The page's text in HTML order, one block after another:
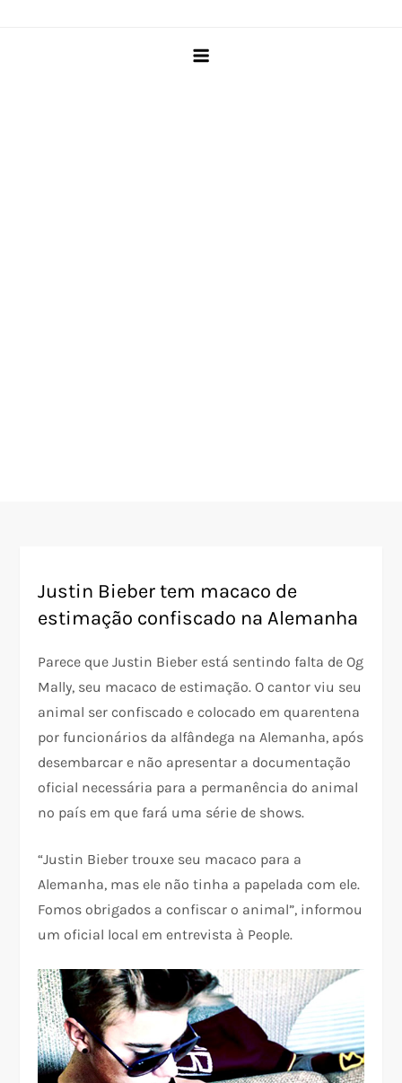
Justin Bieber tem macaco de
estimação confiscado na Alemanha
Parece que Justin Bieber está sentindo falta de Og
Mally, seu macaco de estimação. O cantor viu seu
animal ser confiscado e colocado em quarentena
por funcionários da alfândega na Alemanha, após
desembarcar e não apresentar a documentação
oficial necessária para a permanência do animal
no país em que fará uma série de shows.
“Justin Bieber trouxe seu macaco para a
Alemanha, mas ele não tinha a papelada com ele.
Fomos obrigados a confiscar o animal”, informou
um oficial local em entrevista à People.